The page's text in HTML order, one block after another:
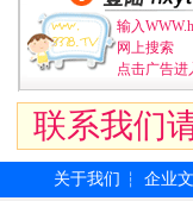
输入
网上搜索
点击广告进
联系我们
关于我们 ┆ 企业